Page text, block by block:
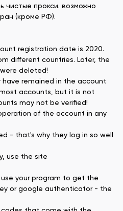
чистые прокси. возможно
(кроме РФ).
registration date is 2020.
different countries. Later, the
deleted!
have remained in the account
accounts, but it is not
may not be verified!
of the account in any
- that's why they log in so well
use the site
your program to get the
or google authenticator - the